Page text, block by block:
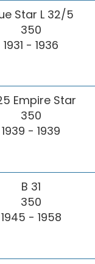
Star L 32/5
350
1931 - 1936
Empire Star
350
1939 - 1939
B 31
350
1945 - 1958